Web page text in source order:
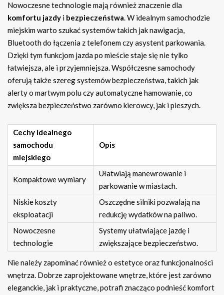
Nowoczesne technologie mają również znaczenie dla
komfortu jazdy i bezpieczeństwa. W idealnym samochodzie
miejskim warto szukać systemów takich jak nawigacja,
Bluetooth do łączenia z telefonem czy asystent parkowania.
Dzięki tym funkcjom jazda po mieście staje się nie tylko
łatwiejsza, ale i przyjemniejsza. Współczesne samochody
oferują także szereg systemów bezpieczeństwa, takich jak
alerty o martwym polu czy automatyczne hamowanie, co
zwiększa bezpieczeństwo zarówno kierowcy, jak i pieszych.
Cechy idealnego
samochodu
miejskiego
Opis
Kompaktowe wymiary
Ułatwiają manewrowanie i
parkowanie w miastach.
Niskie koszty
eksploatacji
Oszczędne silniki pozwalają na
redukcję wydatków na paliwo.
Nowoczesne
technologie
Systemy ułatwiające jazdę i
zwiększające bezpieczeństwo.
Nie należy zapominać również o estetyce oraz funkcjonalności
wnętrza. Dobrze zaprojektowane wnętrze, które jest zarówno
eleganckie, jak i praktyczne, potrafi znacząco podnieść komfort